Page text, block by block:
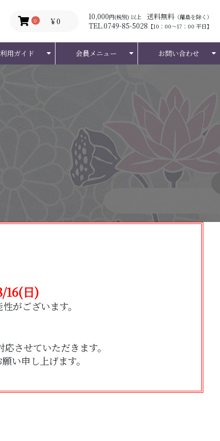
0 ￥0
10,000円(税別) 以上 送料無料 （離島を除く）
TEL.0749-85-5028 【10：00～17：00 平日】
用ガイド 会員メニュー お問い合わせ
16(日)
がございます。
させていただきます。
い申し上げます。